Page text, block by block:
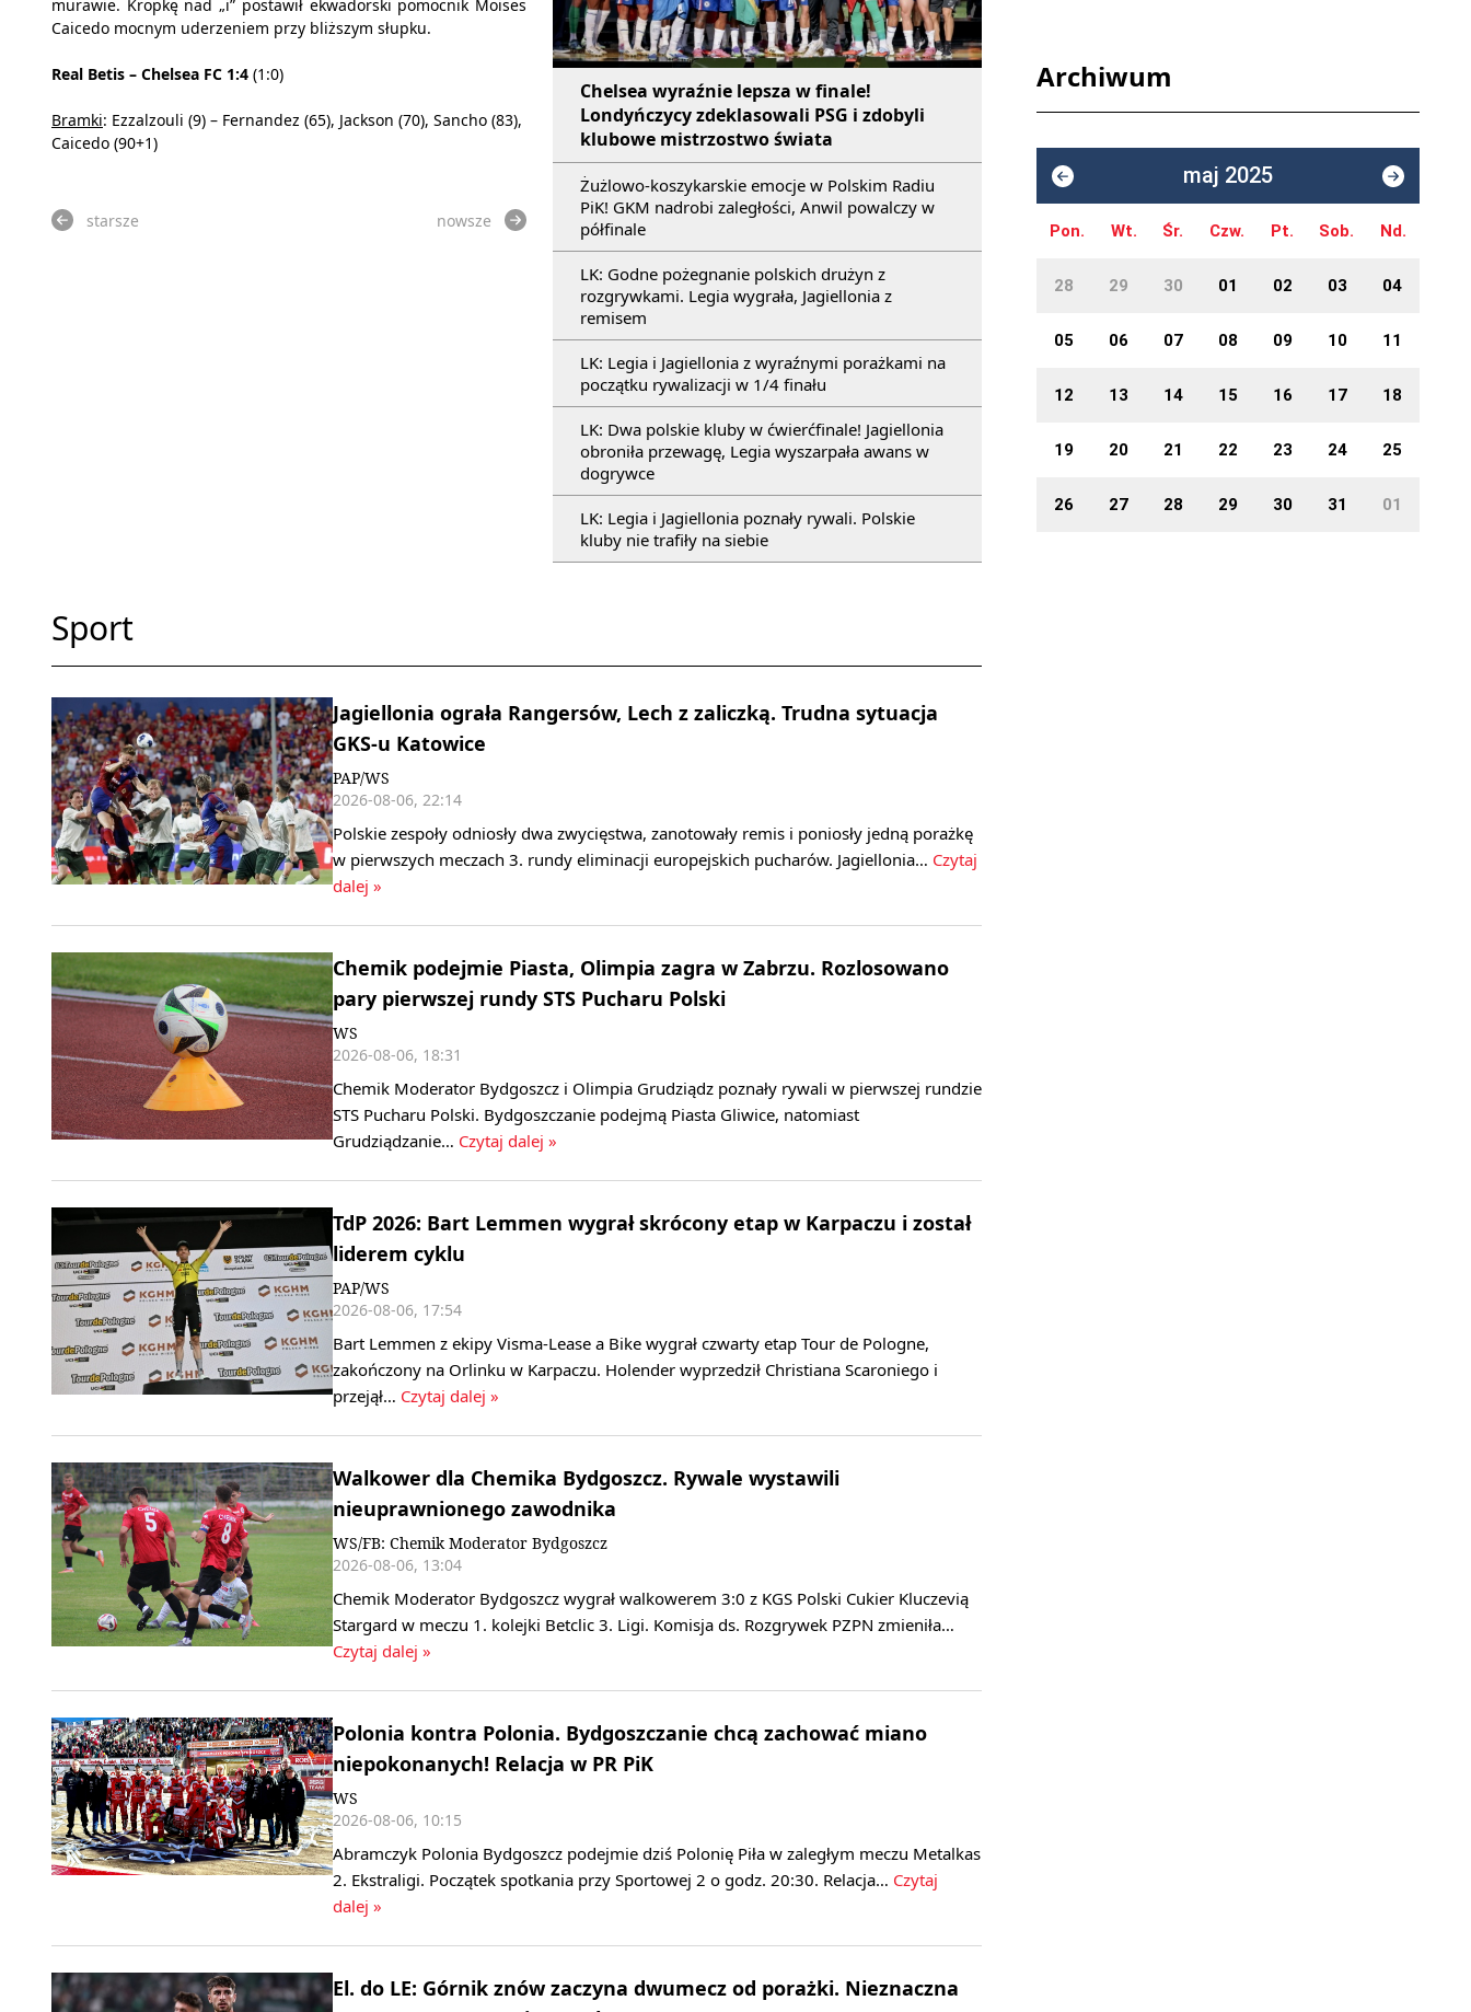
Chelsea wyraźnie lepsza w finale!
Londyńczycy zdeklasowali PSG i zdobyli
klubowe mistrzostwo świata
Żużlowo-koszykarskie emocje w Polskim Radiu
PiK! GKM nadrobi zaległości, Anwil powalczy w
półfinale
LK: Godne pożegnanie polskich drużyn z
rozgrywkami. Legia wygrała, Jagiellonia z
remisem
LK: Legia i Jagiellonia z wyraźnymi porażkami na
początku rywalizacji w 1/4 finału
LK: Dwa polskie kluby w ćwierćfinale! Jagiellonia
obroniła przewagę, Legia wyszarpała awans w
dogrywce
LK: Legia i Jagiellonia poznały rywali. Polskie
kluby nie trafiły na siebie
murawie. Kropkę nad „i” postawił ekwadorski pomocnik Moises
Caicedo mocnym uderzeniem przy bliższym słupku.
Real Betis – Chelsea FC 1:4 (1:0)
Bramki: Ezzalzouli (9) – Fernandez (65), Jackson (70), Sancho (83),
Caicedo (90+1)
starsze nowsze
Sport
Jagiellonia ograła Rangersów, Lech z zaliczką. Trudna sytuacja
GKS-u Katowice
PAP/WS
2026-08-06, 22:14
Polskie zespoły odniosły dwa zwycięstwa, zanotowały remis i poniosły jedną porażkę
w pierwszych meczach 3. rundy eliminacji europejskich pucharów. Jagiellonia… Czytaj
dalej »
Chemik podejmie Piasta, Olimpia zagra w Zabrzu. Rozlosowano
pary pierwszej rundy STS Pucharu Polski
WS
2026-08-06, 18:31
Chemik Moderator Bydgoszcz i Olimpia Grudziądz poznały rywali w pierwszej rundzie
STS Pucharu Polski. Bydgoszczanie podejmą Piasta Gliwice, natomiast
Grudziądzanie… Czytaj dalej »
TdP 2026: Bart Lemmen wygrał skrócony etap w Karpaczu i został
liderem cyklu
PAP/WS
2026-08-06, 17:54
Bart Lemmen z ekipy Visma-Lease a Bike wygrał czwarty etap Tour de Pologne,
zakończony na Orlinku w Karpaczu. Holender wyprzedził Christiana Scaroniego i
przejął… Czytaj dalej »
Walkower dla Chemika Bydgoszcz. Rywale wystawili
nieuprawnionego zawodnika
WS/FB: Chemik Moderator Bydgoszcz
2026-08-06, 13:04
Chemik Moderator Bydgoszcz wygrał walkowerem 3:0 z KGS Polski Cukier Kluczevią
Stargard w meczu 1. kolejki Betclic 3. Ligi. Komisja ds. Rozgrywek PZPN zmieniła…
Czytaj dalej »
Polonia kontra Polonia. Bydgoszczanie chcą zachować miano
niepokonanych! Relacja w PR PiK
WS
2026-08-06, 10:15
Abramczyk Polonia Bydgoszcz podejmie dziś Polonię Piła w zaległym meczu Metalkas
2. Ekstraligi. Początek spotkania przy Sportowej 2 o godz. 20:30. Relacja… Czytaj
dalej »
El. do LE: Górnik znów zaczyna dwumecz od porażki. Nieznaczna
Archiwum
maj 2025
Pon. Wt. Śr. Czw. Pt. Sob. Nd.
28 29 30 01 02 03 04
05 06 07 08 09 10 11
12 13 14 15 16 17 18
19 20 21 22 23 24 25
26 27 28 29 30 31 01